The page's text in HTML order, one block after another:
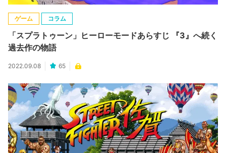
ゲーム コラム
「スプラトゥーン」ヒーローモードあらすじ 『3』へ続く
過去作の物語
2022.09.08 65